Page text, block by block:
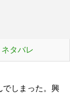
ネタバレ
でしまった。興